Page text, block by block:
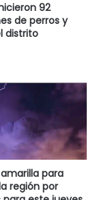
92
de perros y
distrito
para
región por